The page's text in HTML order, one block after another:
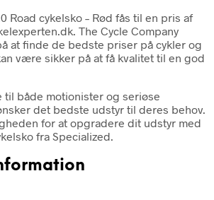
Road cykelsko – Rød fås til en pris af
The Cycle Company
at finde de bedste priser på cykler og
være sikker på at få kvalitet til en god
til både motionister og seriøse
det bedste udstyr til deres behov.
for at opgradere dit udstyr med
fra Specialized.